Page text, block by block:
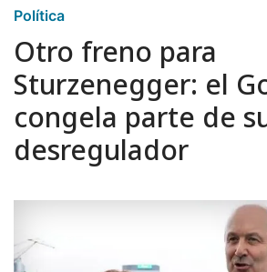
Política
Otro freno para
Sturzenegger: el
congela parte de
desregulador